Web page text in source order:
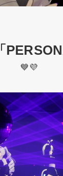
💙💜